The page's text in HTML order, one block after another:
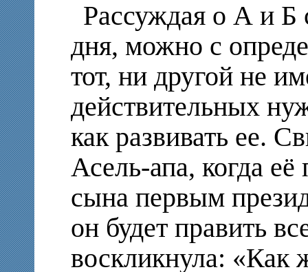
Рассуждая о А и Б
дня, можно с
тот, ни другой не
действительных
как развивать ее.
Асель-апа, когда
сына первым
он будет править
воскликнула: «Как